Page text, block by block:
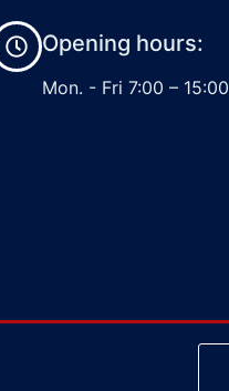
Opening hours:
Mon. - Fri 7:00 – 15:00